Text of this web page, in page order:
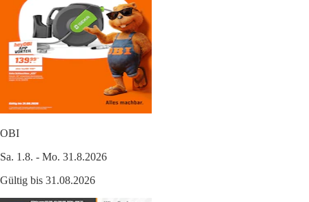
OBI
Sa. 1.8. - Mo. 31.8.2026
Gültig bis 31.08.2026